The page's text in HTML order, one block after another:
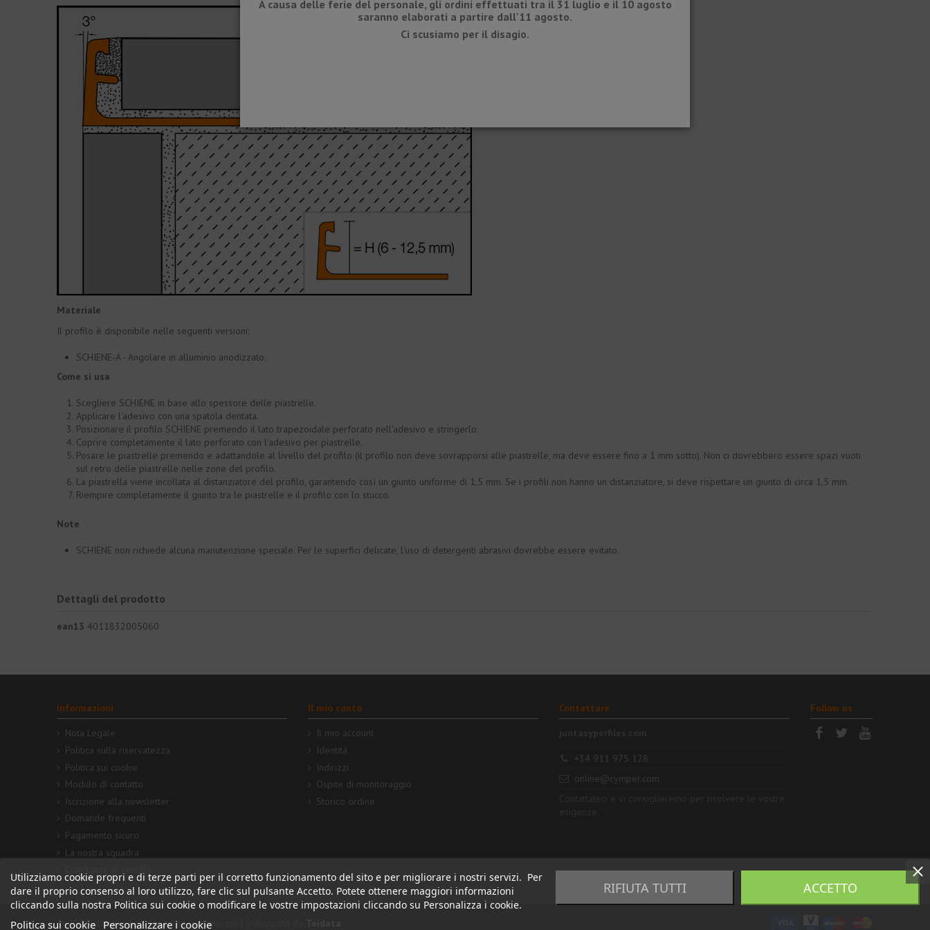
Materiale
Il profilo è disponibile nelle seguenti versioni:
SCHIENE-A - Angolare in alluminio anodizzato.
Come si usa
Scegliere SCHIENE in base allo spessore delle piastrelle.
Applicare l'adesivo con una spatola dentata.
Posizionare il profilo SCHIENE premendo il lato trapezoidale perforato nell'adesivo e stringerlo.
Coprire completamente il lato perforato con l'adesivo per piastrelle.
Posare le piastrelle premendo e adattandole al livello del profilo (il profilo non deve sovrapporsi alle piastrelle, ma deve essere fino a 1 mm sotto). Non ci dovrebbero essere spazi vuoti
sul retro delle piastrelle nelle zone del profilo.
La piastrella viene incollata al distanziatore del profilo, garantendo così un giunto uniforme di 1,5 mm. Se i profili non hanno un distanziatore, si deve rispettare un giunto di circa 1,5 mm.
Riempire completamente il giunto tra le piastrelle e il profilo con lo stucco.
Note
SCHIENE non richiede alcuna manutenzione speciale. Per le superfici delicate, l'uso di detergenti abrasivi dovrebbe essere evitato.
Dettagli del prodotto
ean13 4011832005060
Utilizziamo cookie propri e di terze parti per il corretto funzionamento del sito e per migliorare i nostri servizi. Per
dare il proprio consenso al loro utilizzo, fare clic sul pulsante Accetto. Potete ottenere maggiori informazioni
cliccando sulla nostra Politica sui cookie o modificare le vostre impostazioni cliccando su Personalizza i cookie.
Politica sui cookie Personalizzare i cookie
RIFIUTA TUTTI ACCETTO
Informazioni
Nota Legale
Politica sulla riservatezza
Politica sui cookie
Modulo di contatto
Iscrizione alla newsletter
Domande frequenti
Pagamento sicuro
La nostra squadra
Il mio conto
Il mio account
Identità
Indirizzi
Ospite di monitoraggio
Storico ordine
Contattare
+34 911 975 128
online@cymper.com
Follow us
© 2023 - tapasyregistros.com | cymper.com | Sviluppato da
A causa delle ferie del personale, gli ordini effettuati tra il 31 luglio e il 10 agosto
saranno elaborati a partire dall'11 agosto.
Ci scusiamo per il disagio.